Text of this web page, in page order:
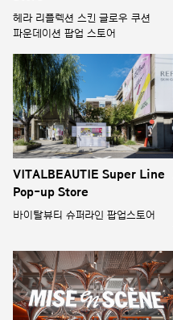
헤라 리플렉션 스킨 글로우 쿠션
파운데이션 팝업 스토어
VITALBEAUTIE Super Line
Pop-up Store
바이탈뷰티 슈퍼라인 팝업스토어